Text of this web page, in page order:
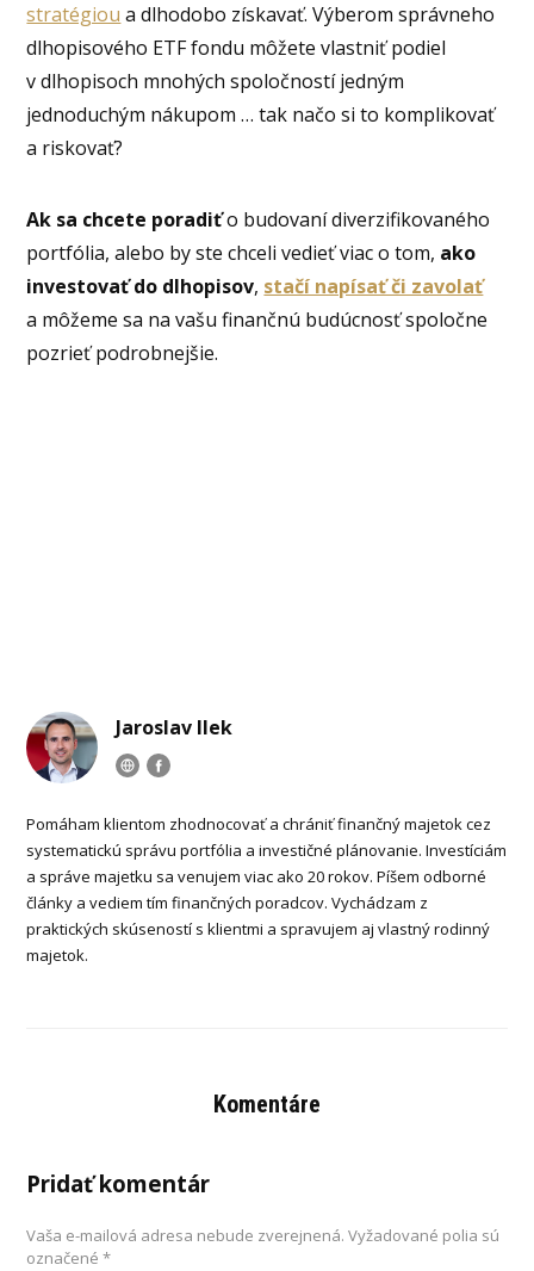
stratégiou a dlhodobo získavať. Výberom správneho
dlhopisového ETF fondu môžete vlastniť podiel
v dlhopisoch mnohých spoločností jedným
jednoduchým nákupom … tak načo si to komplikovať
a riskovať?
Ak sa chcete poradiťo budovaní diverzifikovaného
portfólia, alebo by ste chceli vedieť viac o tom, ako
investovať do dlhopisov, stačí napísať či zavolať
a môžeme sa na vašu finančnú budúcnosť spoločne
pozrieť podrobnejšie.
Jaroslav Ilek
Pomáham klientom zhodnocovať a chrániť finančný majetok cez
systematickú správu portfólia a investičné plánovanie. Investíciám
a správe majetku sa venujem viac ako 20 rokov. Píšem odborné
články a vediem tím finančných poradcov. Vychádzam z
praktických skúseností s klientmi a spravujem aj vlastný rodinný
majetok.
Komentáre
Pridať komentár
Vaša e-mailová adresa nebude zverejnená. Vyžadované polia sú
označené*